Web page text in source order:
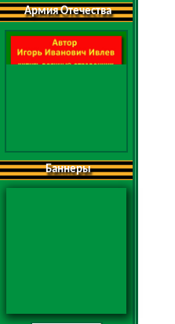
Армия Отечества
Баннеры